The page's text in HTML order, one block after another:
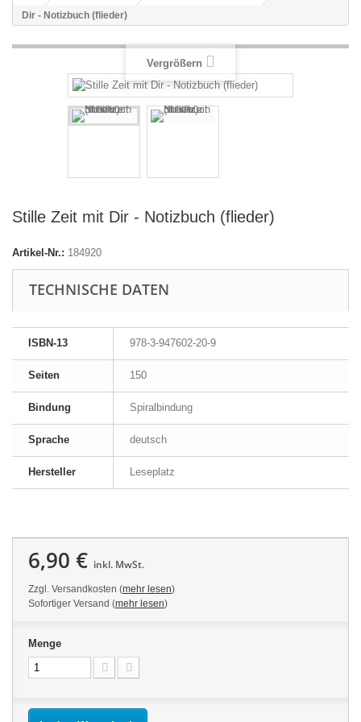
Dir - Notizbuch (flieder)
Vergrößern
Stille Zeit mit Dir - Notizbuch (flieder)
Artikel-Nr.: 184920
TECHNISCHE DATEN
ISBN-13 978-3-947602-20-9
Seiten 150
Bindung Spiralbindung
Sprache deutsch
Hersteller Leseplatz
6,90 € inkl. MwSt.
Zzgl. Versandkosten (mehr lesen)
Sofortiger Versand (mehr lesen)
Menge